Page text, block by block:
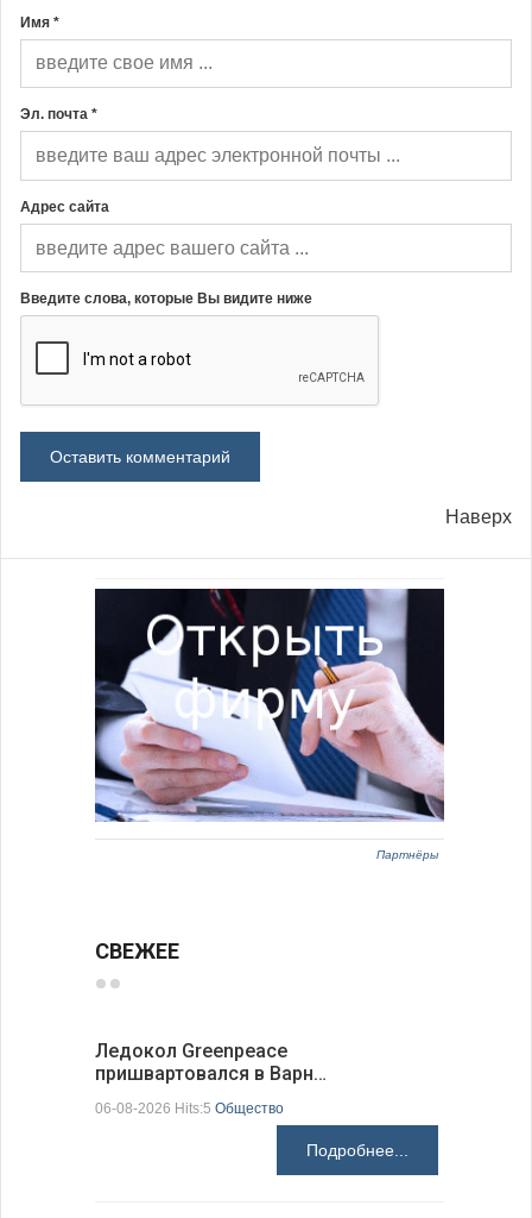
Имя *
Эл. почта *
Адрес сайта
Введите слова, которые Вы видите ниже
Наверх
Партнёры
СВЕЖЕЕ
Ледокол Greenpeace
пришвартовался в Варн…
06-08-2026 Hits:5 Общество
Подробнее...